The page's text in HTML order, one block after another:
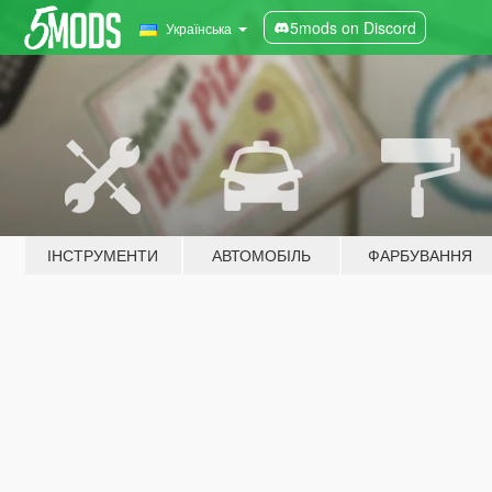
Українська 5mods on Discord
ІНСТРУМЕНТИ АВТОМОБІЛЬ ФАРБУВАННЯ